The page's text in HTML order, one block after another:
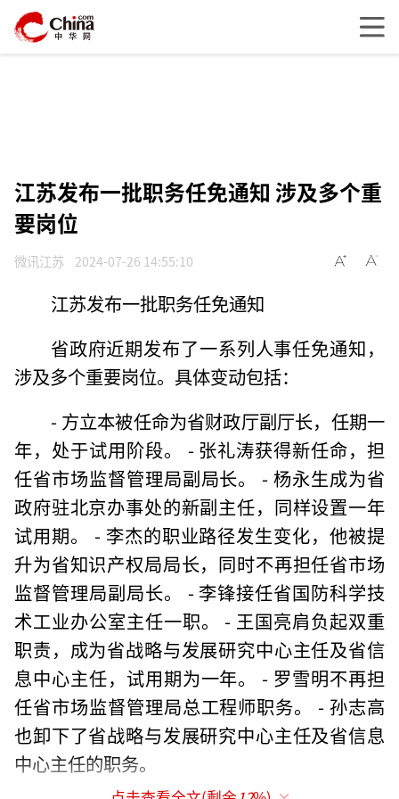
江苏发布一批职务任免通知 涉及多个重
要岗位
微讯江苏 2024-07-26 14:55:10
江苏发布一批职务任免通知
省政府近期发布了一系列人事任免通知，
涉及多个重要岗位。具体变动包括：
- 方立本被任命为省财政厅副厅长，任期一
年，处于试用阶段。 - 张礼涛获得新任命，担
任省市场监督管理局副局长。 - 杨永生成为省
政府驻北京办事处的新副主任，同样设置一年
试用期。 - 李杰的职业路径发生变化，他被提
升为省知识产权局局长，同时不再担任省市场
监督管理局副局长。 - 李锋接任省国防科学技
术工业办公室主任一职。 - 王国亮肩负起双重
职责，成为省战略与发展研究中心主任及省信
息中心主任，试用期为一年。 - 罗雪明不再担
任省市场监督管理局总工程师职务。 - 孙志高
也卸下了省战略与发展研究中心主任及省信息
中心主任的职务。